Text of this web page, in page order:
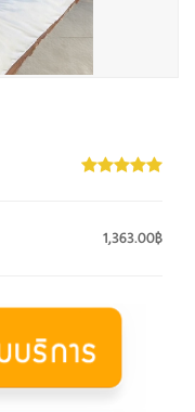
1,363.00฿